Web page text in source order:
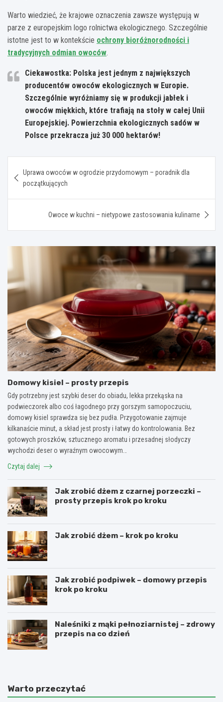
Warto wiedzieć, że krajowe oznaczenia zawsze występują w
parze z europejskim logo rolnictwa ekologicznego. Szczególnie
istotne jest to w kontekście ochrony bioróżnorodności i
tradycyjnych odmian owoców.
Ciekawostka: Polska jest jednym z największych
producentów owoców ekologicznych w Europie.
Szczególnie wyróżniamy się w produkcji jabłek i
owoców miękkich, które trafiają na stoły w całej Unii
Europejskiej. Powierzchnia ekologicznych sadów w
Polsce przekracza już 30 000 hektarów!
wpisu
Uprawa owoców w ogrodzie przydomowym – poradnik dla
początkujących
Owoce w kuchni – nietypowe zastosowania kulinarne
Domowy kisiel – prosty przepis
Gdy potrzebny jest szybki deser do obiadu, lekka przekąska na
podwieczorek albo coś łagodnego przy gorszym samopoczuciu,
domowy kisiel sprawdza się bez pudła. Przygotowanie zajmuje
kilkanaście minut, a skład jest prosty i łatwy do kontrolowania. Bez
gotowych proszków, sztucznego aromatu i przesadnej słodyczy
wychodzi deser o wyraźnym owocowym…
Czytaj dalej
Jak zrobić dżem z czarnej porzeczki –
prosty przepis krok po kroku
Jak zrobić dżem – krok po kroku
Jak zrobić podpiwek – domowy przepis
krok po kroku
Naleśniki z mąki pełnoziarnistej – zdrowy
przepis na co dzień
Warto przeczytać